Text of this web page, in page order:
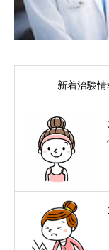
新着治験情